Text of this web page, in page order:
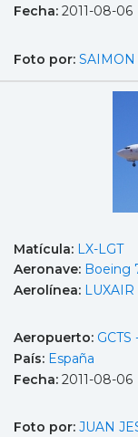
Fecha: 2011-08-06
Foto por:
Matícula: LX-LGT
Aeronave: Boeing
Aerolínea: LUXAIR
Aeropuerto:
País: España
Fecha: 2011-08-06
Foto por: JUAN